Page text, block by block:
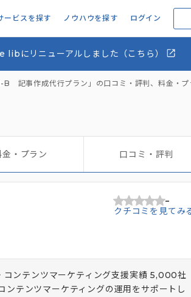
ービスを探す ノウハウを探す ログイン
にリニューアルしました（こちら）
B 記事作成代行プラン」の口コミ・評判、料金・プ
金・プラン 口コミ・評判
-
クチコミを見てみ
コンテンツマーケティング支援実績 5,000社
テンツマーケティングの運用をサポートし